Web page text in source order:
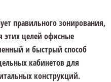
правильного зонирования,
этих целей офисные
и быстрый способ
кабинетов для
конструкций.